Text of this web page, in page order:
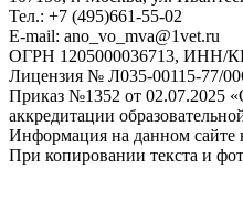
Тел.: +7 (495)661-55-02
E-mail: ano_vo_mva@1vet.ru
ОГРН 1205000036713, ИНН/
Лицензия № Л035-00115-77/
Приказ №1352 от 02.07.2025
аккредитации
Информация на данном сайте
При копировании текста и